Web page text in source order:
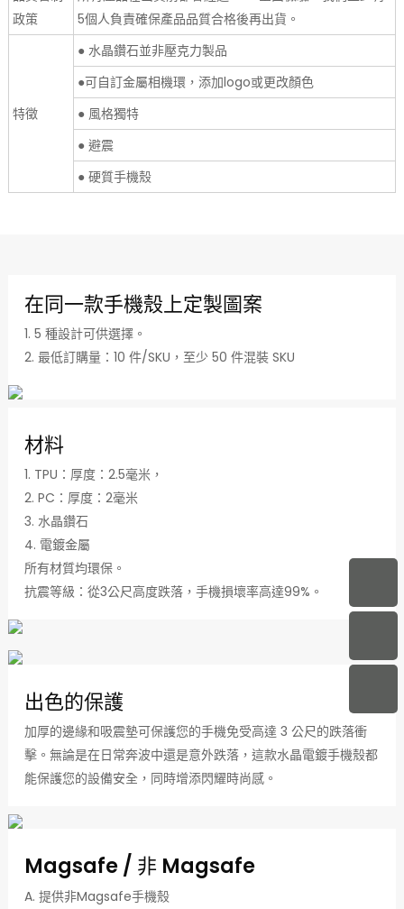
政策
5個人負責確保產品品質合格後再出貨。
特徵
● 水晶鑽石並非壓克力製品
●可自訂金屬相機環，添加logo或更改顏色
● 風格獨特
● 避震
● 硬質手機殼
在同一款手機殼上定製圖案
1. 5 種設計可供選擇。
2. 最低訂購量：10 件/SKU，至少 50 件混裝 SKU
材料
1. TPU：厚度：2.5毫米，
2. PC：厚度：2毫米
3. 水晶鑽石
4. 電鍍金屬
所有材質均環保。
抗震等級：從3公尺高度跌落，手機損壞率高達99%。
出色的保護
加厚的邊緣和吸震墊可保護您的手機免受高達 3 公尺的跌落衝
擊。無論是在日常奔波中還是意外跌落，這款水晶電鍍手機殼都
能保護您的設備安全，同時增添閃耀時尚感。
Magsafe / 非 Magsafe
A. 提供非Magsafe手機殼